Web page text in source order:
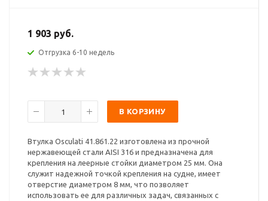
1 903 руб.
Отгрузка 6-10 недель
В КОРЗИНУ
Втулка Osculati 41.861.22 изготовлена из прочной
нержавеющей стали AISI 316 и предназначена для
крепления на леерные стойки диаметром 25 мм. Она
служит надежной точкой крепления на судне, имеет
отверстие диаметром 8 мм, что позволяет
использовать ее для различных задач, связанных с